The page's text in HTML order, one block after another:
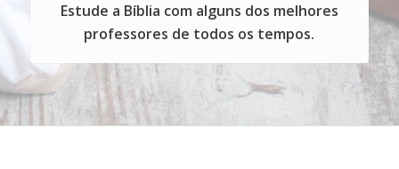
Estude a Bíblia com alguns dos melhores
professores de todos os tempos.